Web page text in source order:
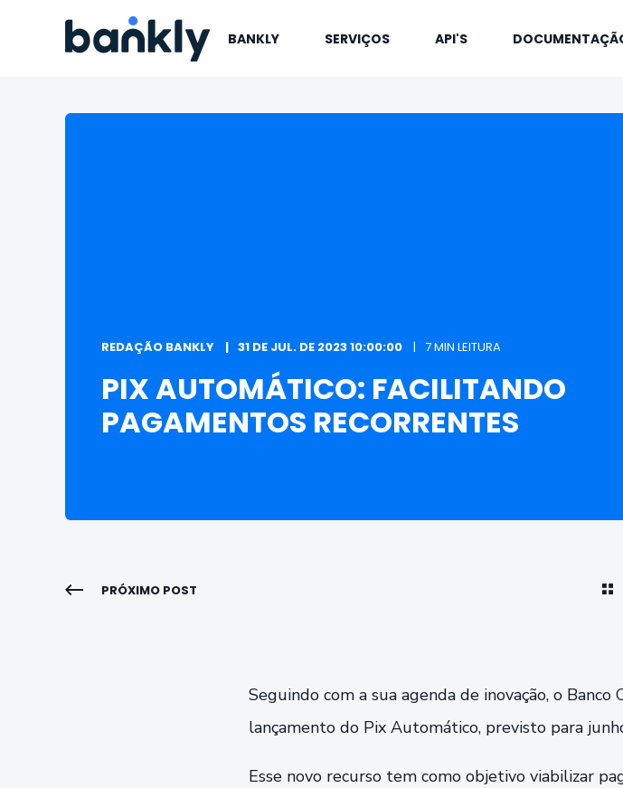
BANKLY SERVIÇOS API'S
REDAÇÃO BANKLY 31 DE JUL. DE 2023 10:00:00 7 MIN LEITURA
PIX AUTOMÁTICO: FACILITANDO
PAGAMENTOS RECORRENTES
PRÓXIMO POST
Seguindo com a sua agenda de inovação, o
lançamento do Pix Automático, previsto para
Esse novo recurso tem como objetivo viabilizar